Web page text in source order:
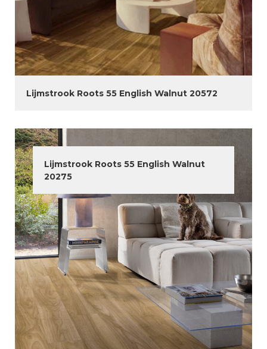
Lijmstrook Roots 55 English Walnut 20572
Lijmstrook Roots 55 English Walnut
20275